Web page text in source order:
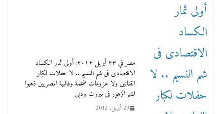
مصر في ٢٣ أبريل ٢٠١٢: أولى ثمار الكساد
الاقتصادى فى شم النسيم .. لا حفلات لكبار
الفنانين ولا عزومات ضخمة وغالبية المصريين ذهبوا
لشم الزهور فى بيروت ودبى
23 أبريل، 2012